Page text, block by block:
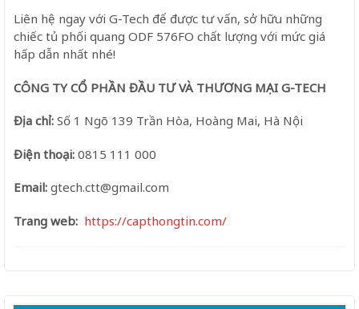
Liên hệ ngay với G-Tech để được tư vấn, sở hữu những
chiếc tủ phối quang ODF 576FO chất lượng với mức giá
hấp dẫn nhất nhé!
CÔNG TY CỔ PHẦN ĐẦU TƯ VÀ THƯƠNG MẠI G-TECH
Địa chỉ: Số 1 Ngõ 139 Trần Hòa, Hoàng Mai, Hà Nội
Điện thoại: 0815 111 000
Email: gtech.ctt@gmail.com
Trang web: https://capthongtin.com/